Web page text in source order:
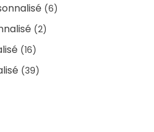
(6)
(2)
(16)
(39)